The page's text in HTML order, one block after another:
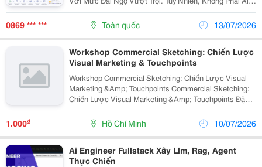
Cũng Có Thế Mạnh Về Tư Duy Toán Học Hay Lập Trình
Để Ngồi Viết Code Liên Tục 8 Tiếng Mỗi Ngày....
0869 *** *** Toàn quốc 13/07/2026
Workshop Commercial Sketching: Chiến Lược
Visual Marketing & Touchpoints
Workshop Commercial Sketching: Chiến Lược Visual
Marketing &Amp; Touchpoints Commercial Sketching:
Chiến Lược Visual Marketing &Amp; Touchpoints Đặc
Biệt: Cơ Hội Nhận Ngay Quà Tặng Cực Chất Từ Wacom
Khi Tham Gia Trực Tiếp! Có Phải Bạn Đang...
1.000₫ Hồ Chí Minh 10/07/2026
Ai Engineer Fullstack Xây Llm, Rag, Agent
Thực Chiến